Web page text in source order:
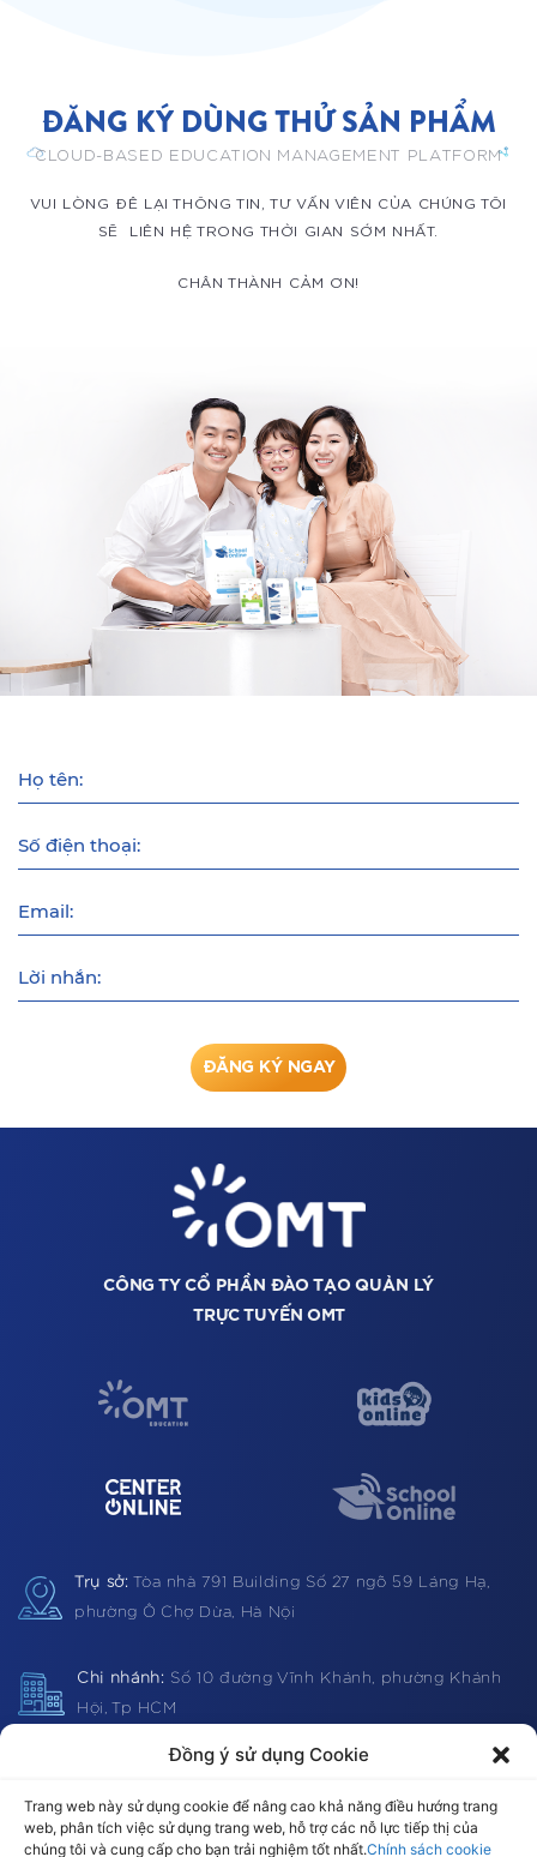
Đồng ý sử dụng Cookie
Trang web này sử dụng cookie để nâng cao khả năng điều hướng trang
web, phân tích việc sử dụng trang web, hỗ trợ các nỗ lực tiếp thị của
chúng tôi và cung cấp cho bạn trải nghiệm tốt nhất.Chính sách cookie
ĐĂNG KÝ DÙNG THỬ SẢN PHẨM
CLOUD-BASED EDUCATION MANAGEMENT PLATFORM
VUI LÒNG ĐÊ LẠI THÔNG TIN, TƯ VẤN VIÊN CỦA CHÚNG TÔI
SẼ LIÊN HỆ TRONG THỜI GIAN SỚM NHẤT.
CHÂN THÀNH CẢM ƠN!
Họ tên:
Số điện thoại:
Email:
Lời nhắn:
ĐĂNG KÝ NGAY
CÔNG TY CỔ PHẦN ĐÀO TẠO QUẢN LÝ
TRỰC TUYẾN OMT
Trụ sở: Tòa nhà 791 Building Số 27 ngõ 59 Láng Hạ,
phường Ô Chợ Dừa, Hà Nội
Chi nhánh: Số 10 đường Vĩnh Khánh, phường Khánh
Hội, Tp HCM
Hotline: 1900 0362 (VN) 0983 812403 (Global)